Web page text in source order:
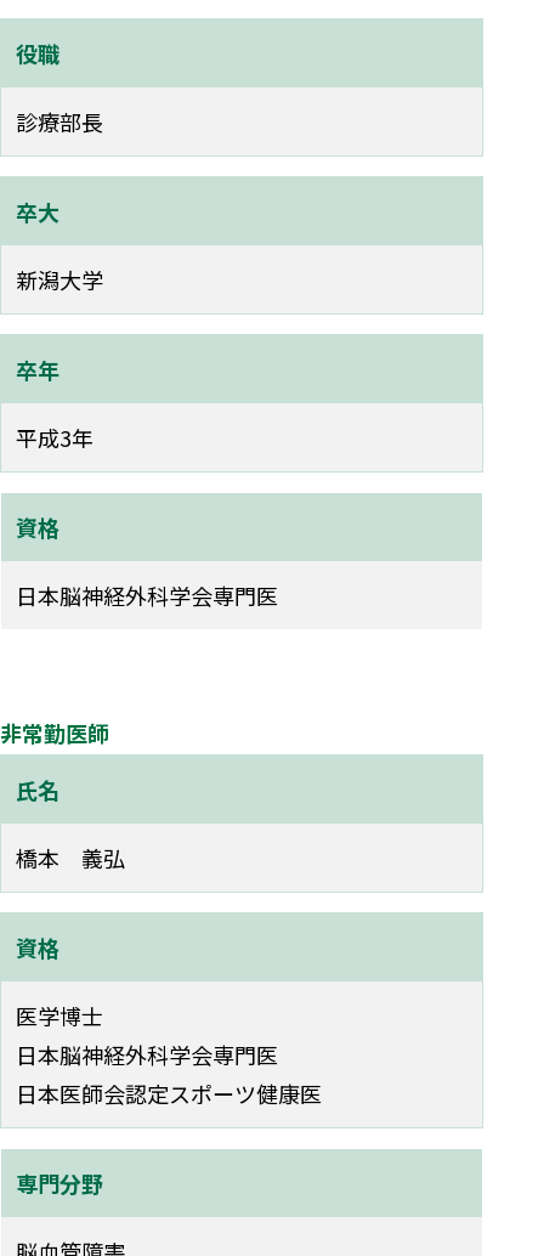
役職
診療部長
卒大
新潟大学
卒年
平成3年
資格
日本脳神経外科学会専門医
非常勤医師
氏名
橋本 義弘
資格
医学博士
日本脳神経外科学会専門医
日本医師会認定スポーツ健康医
専門分野